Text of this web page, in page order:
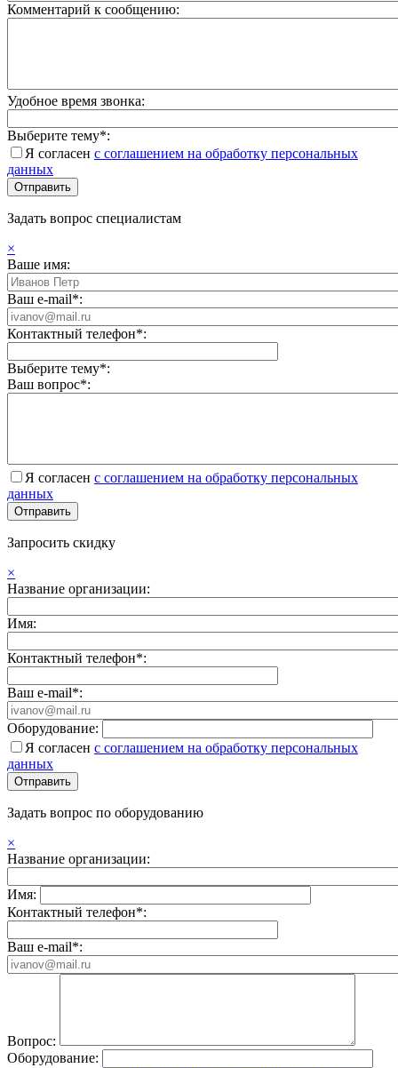
Комментарий к сообщению:
Удобное время звонка:
Выберите тему*:
Я согласен с соглашением на обработку персональных
данных
Задать вопрос специалистам
×
Ваше имя:
Ваш e-mail*:
Контактный телефон*:
Выберите тему*:
Ваш вопрос*:
Я согласен с соглашением на обработку персональных
данных
Запросить скидку
×
Название организации:
Имя:
Контактный телефон*:
Ваш e-mail*:
Оборудование:
Я согласен с соглашением на обработку персональных
данных
Задать вопрос по оборудованию
×
Название организации:
Имя:
Контактный телефон*:
Ваш e-mail*:
Вопрос:
Оборудование: